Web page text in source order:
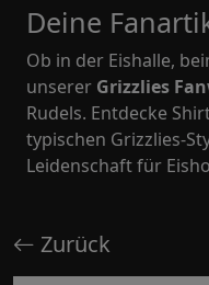
Deine
Ob in der Eishalle,
unserer Grizzlies
Rudels. Entdecke
typischen Grizzlies-
Leidenschaft für
Zurück